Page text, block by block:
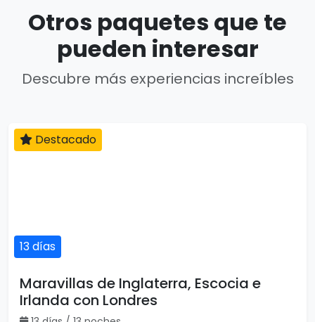
Otros paquetes que te
pueden interesar
Descubre más experiencias increíbles
13 días
Destacado
Maravillas de Inglaterra, Escocia e
Irlanda con Londres